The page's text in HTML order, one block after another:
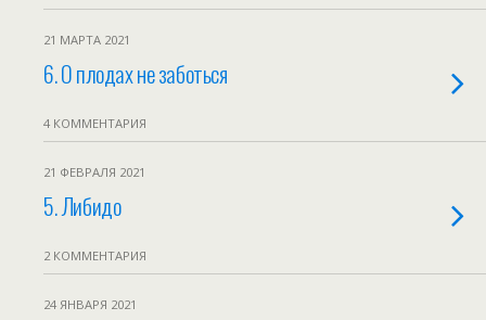
21 МАРТА 2021
6. О плодах не заботься
4 КОММЕНТАРИЯ
21 ФЕВРАЛЯ 2021
5. Либидо
2 КОММЕНТАРИЯ
24 ЯНВАРЯ 2021